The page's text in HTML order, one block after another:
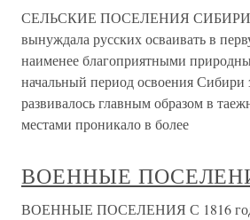
СЕЛЬСКИЕ ПОСЕЛЕНИЯ СИБИРИ
вынуждала русских осваивать в
наименее благоприятными
начальный период освоения Сибири
развивалось главным образом в
местами проникало в более
ВОЕННЫЕ
ВОЕННЫЕ ПОСЕЛЕНИЯ С 1816